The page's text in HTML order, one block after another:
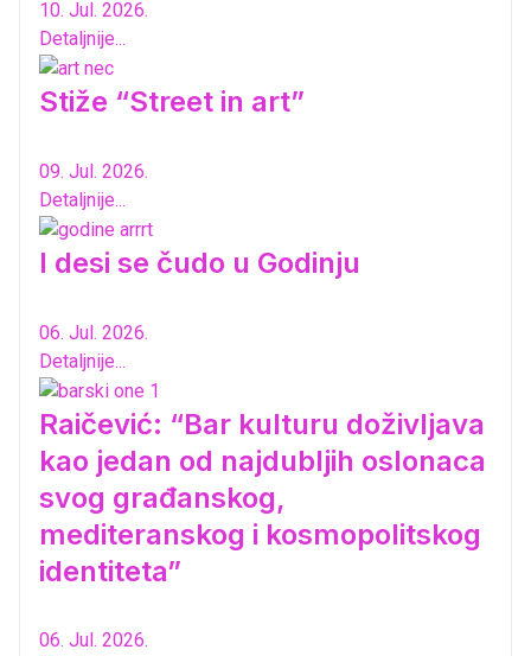
10. Jul. 2026.
Detaljnije...
Stiže “Street in art”
09. Jul. 2026.
Detaljnije...
I desi se čudo u Godinju
06. Jul. 2026.
Detaljnije...
Raičević: “Bar kulturu doživljava
kao jedan od najdubljih oslonaca
svog građanskog,
mediteranskog i kosmopolitskog
identiteta”
06. Jul. 2026.